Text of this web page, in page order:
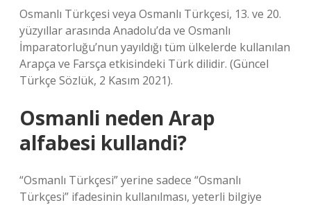
Osmanlı Türkçesi veya Osmanlı Türkçesi, 13. ve 20.
yüzyıllar arasında Anadolu’da ve Osmanlı
İmparatorluğu’nun yayıldığı tüm ülkelerde kullanılan
Arapça ve Farsça etkisindeki Türk dilidir. (Güncel
Türkçe Sözlük, 2 Kasım 2021).
Osmanli neden Arap
alfabesi kullandi?
“Osmanlı Türkçesi” yerine sadece “Osmanlı
Türkçesi” ifadesinin kullanılması, yeterli bilgiye